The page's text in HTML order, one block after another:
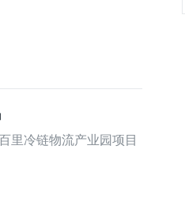
里冷链物流产业园项目